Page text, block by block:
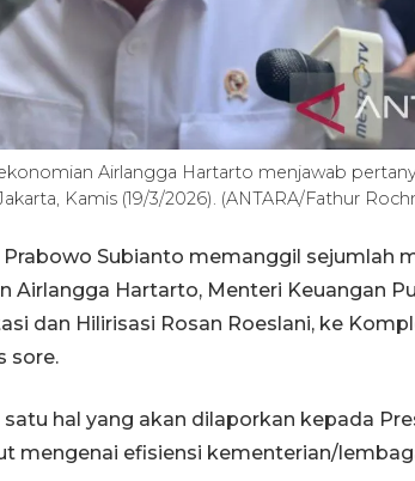
Airlangga Hartarto menjawab
Kamis (19/3/2026). (ANTARA/Fathur
Prabowo Subianto memanggil sejumlah
Airlangga Hartarto, Menteri Keuangan
dan Hilirisasi Rosan Roeslani, ke
sore.
hal yang akan dilaporkan kepada
mengenai efisiensi kementerian/